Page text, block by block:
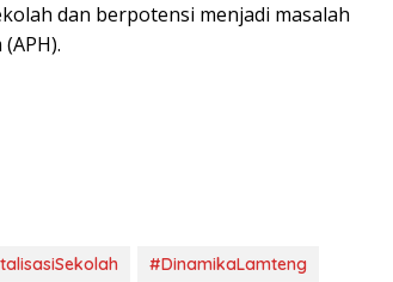
dan berpotensi menjadi masalah
#DinamikaLamteng